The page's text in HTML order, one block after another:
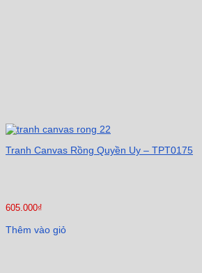
Tranh Canvas Rồng Quyền Uy – TPT0175
605.000₫
Thêm vào giỏ